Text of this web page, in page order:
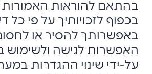
בהתאם להוראות האמורות
בכפוף לזכויותיך על פי כל
באפשרותך להסיר או
האפשרות לגישה
על-ידי שינוי ההגדרות